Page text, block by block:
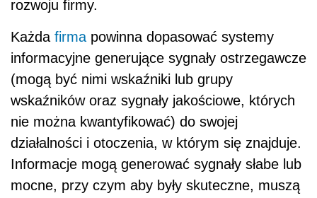
rozwoju firmy.
Każda firma powinna dopasować systemy
informacyjne generujące sygnały ostrzegawcze
(mogą być nimi wskaźniki lub grupy
wskaźników oraz sygnały jakościowe, których
nie można kwantyfikować) do swojej
działalności i otoczenia, w którym się znajduje.
Informacje mogą generować sygnały słabe lub
mocne, przy czym aby były skuteczne, muszą